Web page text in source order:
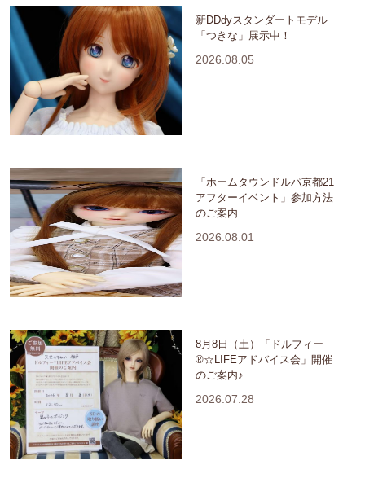
新DDdyスタンダートモデル
「つきな」展示中！
2026.08.05
「ホームタウンドルパ京都21
アフターイベント」参加方法
のご案内
2026.08.01
8月8日（土）「ドルフィー
®☆LIFEアドバイス会」開催
のご案内♪
2026.07.28